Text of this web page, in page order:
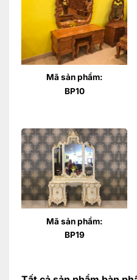
Mã sản phẩm:
BP10
Mã sản phẩm:
BP19